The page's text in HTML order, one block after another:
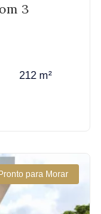
3
212 m²
Pronto para Morar